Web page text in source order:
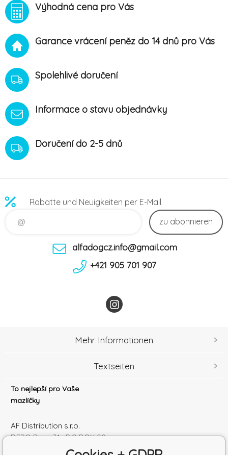
Výhodná cena pro Vás
Garance vrácení peněz do 14 dnů pro Vás
Spolehlivé doručení
Informace o stavu objednávky
Doručení do 2-5 dnů
Rabatte und Neuigkeiten per E-Mail
zu abonnieren
alfadogcz.info@gmail.com
+421 905 701 907
To nejlepší pro Vaše
mazlíčky
AF Distribution s.r.o.
DEPO Brno 71 , P.O.BOX 99
Mehr Informationen
Textseiten